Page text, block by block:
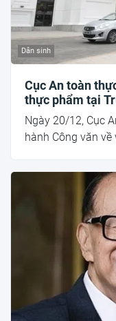
Dân sinh
Cục An toàn
thực phẩm tại
Ngày 20/12, Cục
hành Công văn về